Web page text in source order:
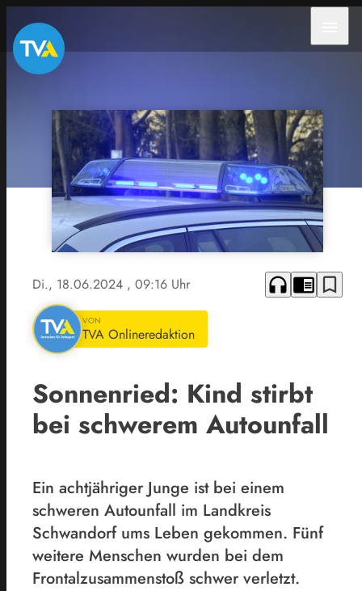
Di., 18.06.2024 , 09:16 Uhr headphones chrome_reader_mode bookmark_border
VON
TVA Onlineredaktion
Sonnenried: Kind stirbt
bei schwerem Autounfall
Ein achtjähriger Junge ist bei einem
schweren Autounfall im Landkreis
Schwandorf ums Leben gekommen. Fünf
weitere Menschen wurden bei dem
Frontalzusammenstoß schwer verletzt.